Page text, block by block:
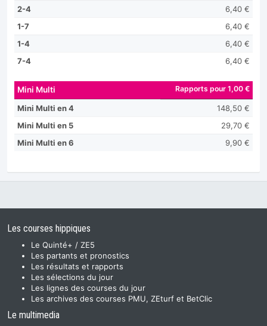
2-4
6,40 €
1-7
6,40 €
1-4
6,40 €
7-4
6,40 €
Mini Multi Rapports pour 1,00 €
Mini Multi en 4
148,50 €
Mini Multi en 5
29,70 €
Mini Multi en 6
9,90 €
Les courses hippiques
Le Quinté+ / ZE5
Les partants et pronostics
Les résultats et rapports
Les sélections du jour
Les lignes des courses du jour
Les archives des courses PMU, ZEturf et BetClic
Le multimedia